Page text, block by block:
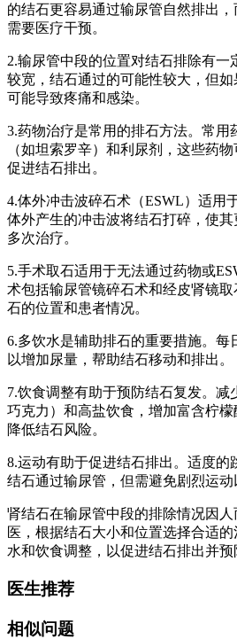
的结石更容易通过输尿管自然排出
需要医疗干预。
2.输尿管中段的位置对结石排除有一
较宽，结石通过的可能性较大，但如
可能导致疼痛和感染。
3.药物治疗是常用的排石方法。常用
（如坦索罗辛）和利尿剂，这些药
促进结石排出。
4.体外冲击波碎石术（ESWL）适用
体外产生的冲击波将结石打碎，使
多次治疗。
5.手术取石适用于无法通过药物或
术包括输尿管镜碎石术和经皮肾镜
石的位置和患者情况。
6.多饮水是辅助排石的重要措施。每
以增加尿量，帮助结石移动和排出。
7.饮食调整有助于预防结石复发。减
巧克力）和高盐饮食，增加富含柠
降低结石风险。
8.运动有助于促进结石排出。适度的
结石通过输尿管，但需避免剧烈运动
肾结石在输尿管中段的排除情况因
医，根据结石大小和位置选择合适
水和饮食调整，以促进结石排出并预
医生推荐
相似问题